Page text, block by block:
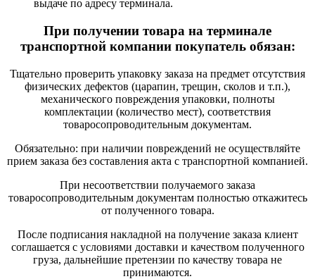
выдаче по адресу терминала.
При получении товара на терминале
транспортной компании покупатель обязан:
Тщательно проверить упаковку заказа на предмет отсутствия
физических дефектов (царапин, трещин, сколов и т.п.),
механического повреждения упаковки, полноты
комплектации (количество мест), соответствия
товаросопроводительным документам.
Обязательно: при наличии повреждений не осуществляйте
прием заказа без составления акта с транспортной компанией.
При несоответствии получаемого заказа
товаросопроводительным документам полностью откажитесь
от полученного товара.
После подписания накладной на получение заказа клиент
соглашается с условиями доставки и качеством полученного
груза, дальнейшие претензии по качеству товара не
принимаются.